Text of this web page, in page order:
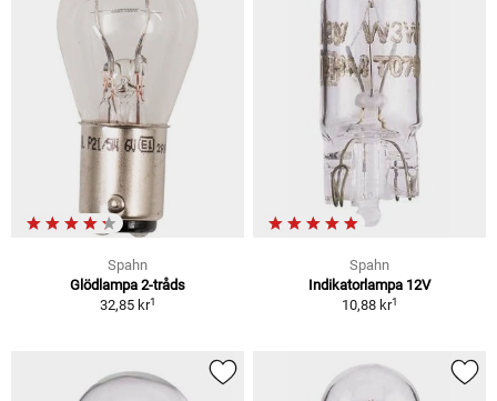
Spahn
Glödlampa 2-tråds
32,85 kr1
Spahn
Indikatorlampa 12V
10,88 kr1